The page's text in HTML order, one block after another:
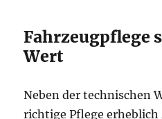
Fahrzeugpflege
Wert
Neben der technischen
richtige Pflege